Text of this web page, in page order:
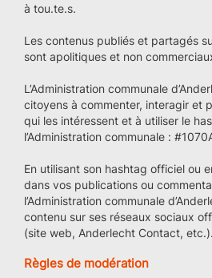
à tou.te.s.
Les contenus publiés et partagés
sont apolitiques et non
L’Administration communale
citoyens à commenter, interagir et
qui les intéressent et à utiliser le
l’Administration communale :
En utilisant son hashtag officiel ou
dans vos publications ou
l’Administration communale
contenu sur ses réseaux sociaux
(site web, Anderlecht Contact, etc.).
Règles de modération